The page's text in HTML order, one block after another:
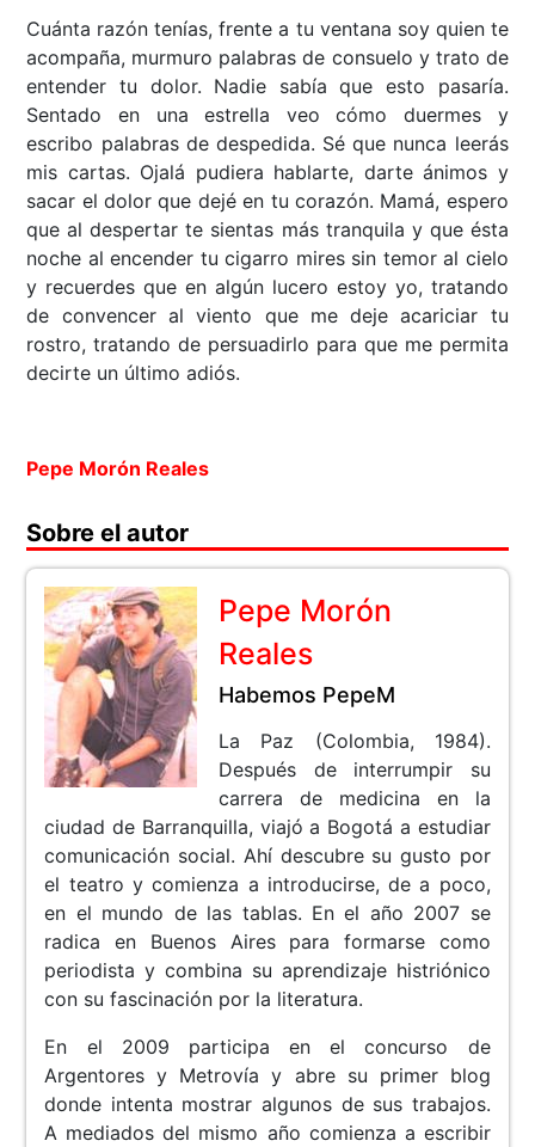
Cuánta razón tenías, frente a tu ventana soy quien te
acompaña, murmuro palabras de consuelo y trato de
entender tu dolor. Nadie sabía que esto pasaría.
Sentado en una estrella veo cómo duermes y
escribo palabras de despedida. Sé que nunca leerás
mis cartas. Ojalá pudiera hablarte, darte ánimos y
sacar el dolor que dejé en tu corazón. Mamá, espero
que al despertar te sientas más tranquila y que ésta
noche al encender tu cigarro mires sin temor al cielo
y recuerdes que en algún lucero estoy yo, tratando
de convencer al viento que me deje acariciar tu
rostro, tratando de persuadirlo para que me permita
decirte un último adiós.
Pepe Morón Reales
Sobre el autor
Pepe Morón
Reales
Habemos PepeM
La Paz (Colombia, 1984).
Después de interrumpir su
carrera de medicina en la
ciudad de Barranquilla, viajó a Bogotá a estudiar
comunicación social. Ahí descubre su gusto por
el teatro y comienza a introducirse, de a poco,
en el mundo de las tablas. En el año 2007 se
radica en Buenos Aires para formarse como
periodista y combina su aprendizaje histriónico
con su fascinación por la literatura.
En el 2009 participa en el concurso de
Argentores y Metrovía y abre su primer blog
donde intenta mostrar algunos de sus trabajos.
A mediados del mismo año comienza a escribir